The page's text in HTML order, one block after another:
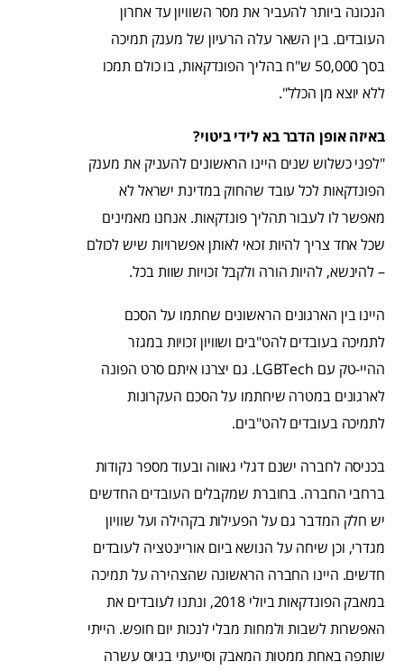
הנכונה ביותר להעביר את מסר השוויון עד אחרון
העובדים. בין השאר עלה הרעיון של מענק תמיכה
בסך 50,000 ש"ח בהליך הפונדקאות, בו כולם תמכו
ללא יוצא מן הכלל".
באיזה אופן הדבר בא לידי ביטוי?
"לפני כשלוש שנים היינו הראשונים להעניק את מענק
הפונדקאות לכל עובד שהחוק במדינת ישראל לא
מאפשר לו לעבור תהליך פונדקאות. אנחנו מאמינים
שכל אחד צריך להיות זכאי לאותן אפשרויות שיש לכולם
– להינשא, להיות הורה ולקבל זכויות שוות בכל.
היינו בין הארגונים הראשונים שחתמו על הסכם
לתמיכה בעובדים להט"בים ושוויון זכויות במגזר
ההיי-טק עם LGBTech. גם יצרנו איתם סרט הפונה
לארגונים במטרה שיחתמו על הסכם העקרונות
לתמיכה בעובדים להט"בים.
בכניסה לחברה ישנם דגלי גאווה ובעוד מספר נקודות
ברחבי החברה. בחוברת שמקבלים העובדים החדשים
יש חלק המדבר גם על הפעילות בקהילה ועל שוויון
מגדרי, וכן שיחה על הנושא ביום אוריינטציה לעובדים
חדשים. היינו החברה הראשונה שהצהירה על תמיכה
במאבק הפונדקאות ביולי 2018, ונתנו לעובדים את
האפשרות לשבות ולמחות מבלי לנכות יום חופש. הייתי
שותפה באחת ממטות המאבק וסייעתי בגיוס עשרה